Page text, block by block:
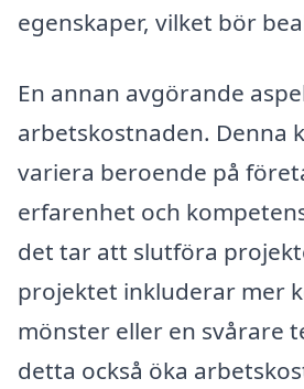
egenskaper, vilket bör
En annan avgörande
arbetskostnaden. Denna
variera beroende på
erfarenhet och
det tar att slutföra
projektet inkluderar mer
mönster eller en svårare
detta också öka